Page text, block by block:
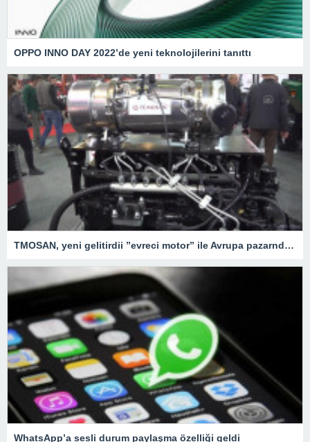
OPPO INNO DAY 2022’de yeni teknolojilerini tanıttı
TMOSAN, yeni gelitirdii ”evreci motor” ile Avrupa pazarnda hzla bymeyi hedefliyor
WhatsApp’a sesli durum paylaşma özelliği geldi